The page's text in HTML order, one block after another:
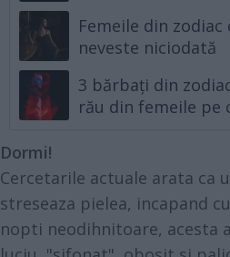
Femeile din zodiac
neveste niciodată
3 bărbați din
rău din femeile pe
Dormi!
Cercetarile actuale arata ca
streseaza pielea, incapand
nopti neodihnitoare, acesta